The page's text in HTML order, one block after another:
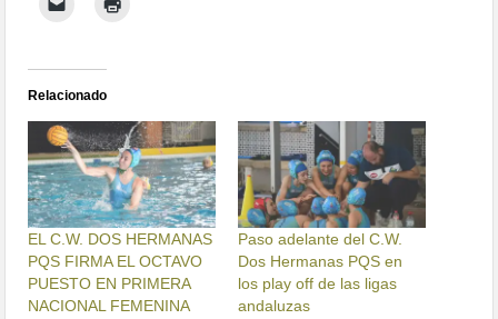
Relacionado
EL C.W. DOS HERMANAS
PQS FIRMA EL OCTAVO
PUESTO EN PRIMERA
NACIONAL FEMENINA
Paso adelante del C.W.
Dos Hermanas PQS en
los play off de las ligas
andaluzas